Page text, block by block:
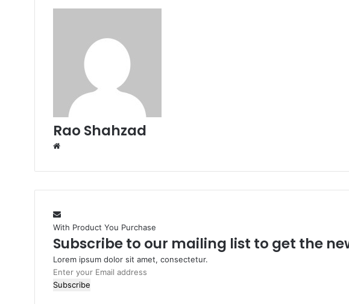
Rao Shahzad
Website
With Product You Purchase
Subscribe to our mailing list to get the
Lorem ipsum dolor sit amet, consectetur.
Enter
your